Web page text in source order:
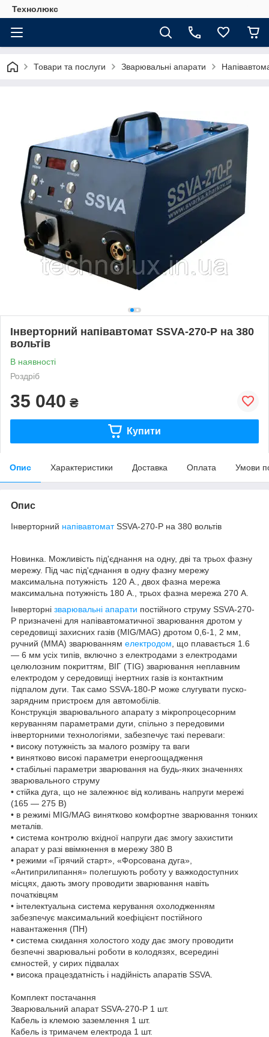
Технолюкс
Товари та послуги Зварювальні апарати
Інверторний напівавтомат SSVA-270-P на 380
вольтів
В наявності
Роздріб
35 040 ₴
Купити
Опис Характеристики Доставка Оплата Умови
Опис
Інверторний напівавтоматSSVA-270-P на 380 вольтів
Новинка. Можливість під'єднання на одну, дві та трьох фазну
мережу. Під час під'єднання в одну фазну мережу
максимальна потужність 120 А., двох фазна мережа
максимальна потужність 180 А., трьох фазна мережа 270 А.
Інверторні зварювальні апарати постійного струму SSVA-270-
P призначені для напівавтоматичної зварювання дротом у
середовищі захисних газів (MIG/MAG) дротом 0,6-1, 2 мм,
ручний (MMA) зварюванням електродом , що плавається 1.6
— 6 мм усіх типів, включно з електродами з електродами
целюлозним покриттям, ВІГ (TIG) зварювання неплавним
електродом у середовищі інертних газів із контактним
підпалом дуги. Так само SSVA-180-P може слугувати пуско-
зарядним пристроєм для автомобілів.
Конструкція зварювального апарату з мікропроцесорним
керуванням параметрами дуги, спільно з передовими
інверторними технологіями, забезпечує такі переваги:
• високу потужність за малого розміру та ваги
• винятково високі параметри енергоощадження
• стабільні параметри зварювання на будь-яких значеннях
зварювального струму
• стійка дуга, що не залежнює від коливань напруги мережі
(165 — 275 В)
• в режимі MIG/MAG винятково комфортне зварювання тонких
металів.
• система контролю вхідної напруги дає змогу захистити
апарат у разі ввімкнення в мережу 380 В
• режими «Гірячий старт», «Форсована дуга»,
«Антиприлипання» полегшують роботу у важкодоступних
місцях, дають змогу проводити зварювання навіть
початківцям
• інтелектуальна система керування охолодженням
забезпечує максимальний коефіцієнт постійного
навантаження (ПН)
• система скидання холостого ходу дає змогу проводити
безпечні зварювальні роботи в колодязях, всередині
ємностей, у сирих підвалах
• висока працездатність і надійність апаратів SSVA.
Комплект постачання
Зварювальний апарат SSVA-270-P 1 шт.
Кабель із клемою заземлення 1 шт.
Кабель із тримачем електрода 1 шт.